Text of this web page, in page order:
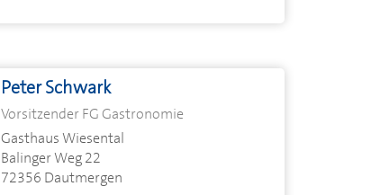
Peter Schwark
Vorsitzender FG Gastronomie
Gasthaus Wiesental
Balinger Weg 22
72356 Dautmergen